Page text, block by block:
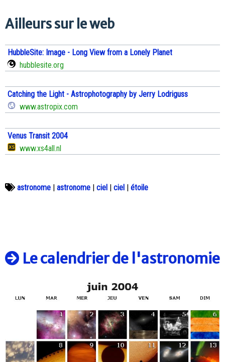
Ailleurs sur le web
HubbleSite: Image - Long View from a Lonely Planet
hubblesite.org
Catching the Light - Astrophotography by Jerry Lodriguss
www.astropix.com
Venus Transit 2004
www.xs4all.nl
astronome astronome ciel ciel étoile
Le calendrier de l'astronomie